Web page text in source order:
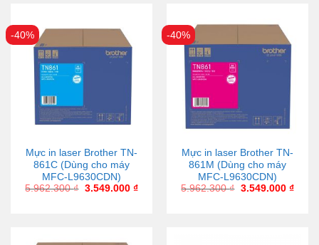
-40%
Mực in laser Brother TN-
861C (Dùng cho máy
MFC-L9630CDN)
5.962.300₫ 3.549.000 ₫
-40%
Mực in laser Brother TN-
861M (Dùng cho máy
MFC-L9630CDN)
5.962.300₫ 3.549.000 ₫